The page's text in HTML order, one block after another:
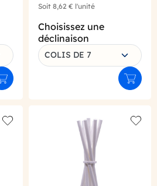
Ajouter au panier
Soit 8,62 € l'unité
Choisissez une
déclinaison
COLIS DE 7